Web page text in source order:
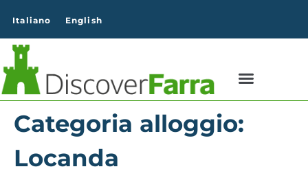
Italiano
English
Categoria alloggio:
Locanda